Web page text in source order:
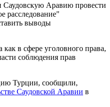
Аравию провести
расследование"
выводы
как в сфере уголовного права,
соблюдения прав
Турции, сообщили,
Саудовской Аравии в